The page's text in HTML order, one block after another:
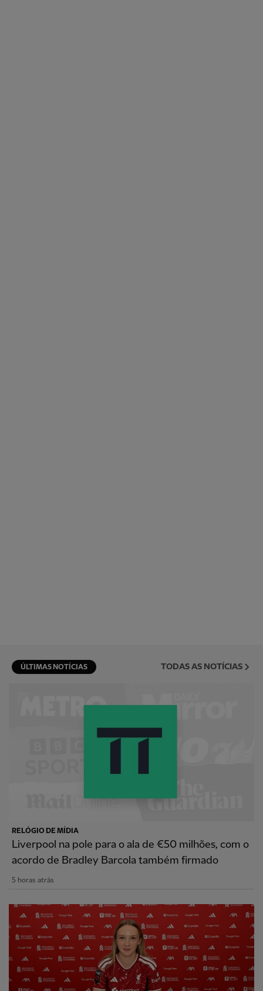
ÚLTIMAS NOTÍCIAS TODAS AS NOTÍCIAS
RELÓGIO DE MÍDIA
Liverpool na pole para o ala de €50 milhões, com o
acordo de Bradley Barcola também firmado
5 horas atrás